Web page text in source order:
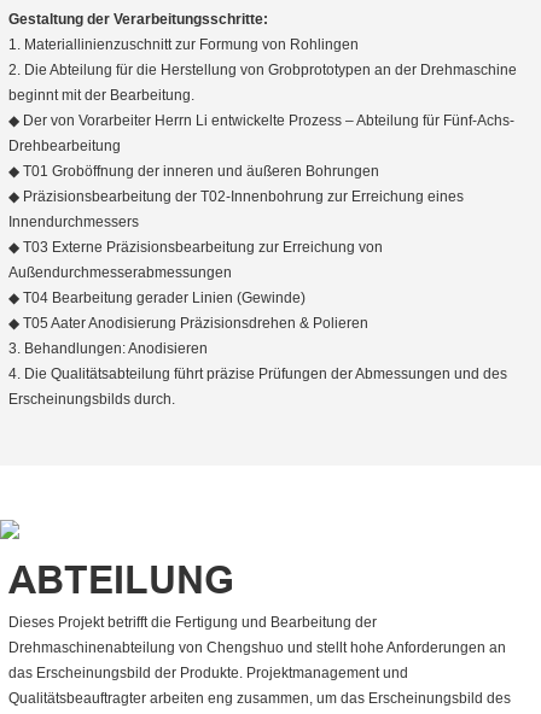
Gestaltung der Verarbeitungsschritte:
1. Materiallinienzuschnitt zur Formung von Rohlingen
2. Die Abteilung für die Herstellung von Grobprototypen an der Drehmaschine
beginnt mit der Bearbeitung.
◆ Der von Vorarbeiter Herrn Li entwickelte Prozess – Abteilung für Fünf-Achs-
Drehbearbeitung
◆ T01 Groböffnung der inneren und äußeren Bohrungen
◆ Präzisionsbearbeitung der T02-Innenbohrung zur Erreichung eines
Innendurchmessers
◆ T03 Externe Präzisionsbearbeitung zur Erreichung von
Außendurchmesserabmessungen
◆ T04 Bearbeitung gerader Linien (Gewinde)
◆ T05 Aater Anodisierung Präzisionsdrehen & Polieren
3. Behandlungen: Anodisieren
4. Die Qualitätsabteilung führt präzise Prüfungen der Abmessungen und des
Erscheinungsbilds durch.
ABTEILUNG
Dieses Projekt betrifft die Fertigung und Bearbeitung der
Drehmaschinenabteilung von Chengshuo und stellt hohe Anforderungen an
das Erscheinungsbild der Produkte. Projektmanagement und
Qualitätsbeauftragter arbeiten eng zusammen, um das Erscheinungsbild des